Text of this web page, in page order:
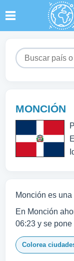
MONCIÓN
Monción es
En Monción
06:23 y se pone
Colorea